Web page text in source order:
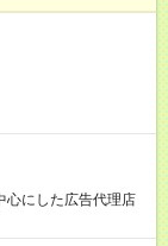
にした広告代理店